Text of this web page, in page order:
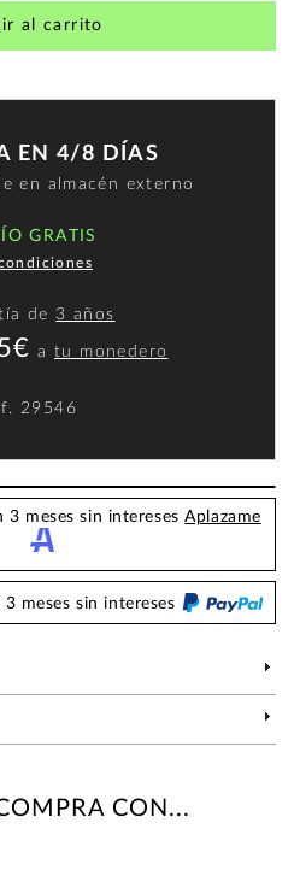
al carrito
EN 4/8 DÍAS
en almacén externo
GRATIS
de 3 años
atu monedero
29546
3 meses sin interesesAplazame
meses sin intereses
CON...